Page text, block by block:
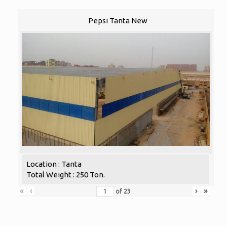
Pepsi Tanta New
Location : Tanta
Total Weight : 250 Ton.
«
‹ of 23 › »